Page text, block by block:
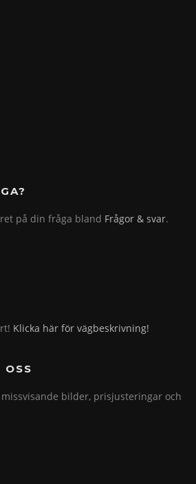
på din fråga bland Frågor & svar.
Klicka här för vägbeskrivning!
OSS
bilder, prisjusteringar och